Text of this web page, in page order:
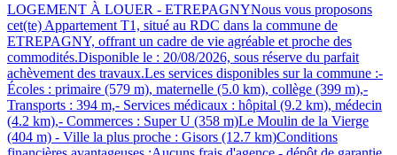
LOGEMENT À LOUER - ETREPAGNYNous vous proposons
cet(te) Appartement T1, situé au RDC dans la commune de
ETREPAGNY, offrant un cadre de vie agréable et proche des
commodités.Disponible le : 20/08/2026, sous réserve du parfait
achèvement des travaux.Les services disponibles sur la commune :-
Écoles : primaire (579 m), maternelle (5.0 km), collège (399 m),-
Transports : 394 m,- Services médicaux : hôpital (9.2 km), médecin
(4.2 km),- Commerces : Super U (358 m)Le Moulin de la Vierge
(404 m) - Ville la plus proche : Gisors (12.7 km)Conditions